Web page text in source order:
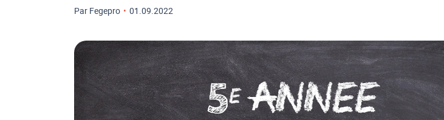
Par Fegepro • 01.09.2022